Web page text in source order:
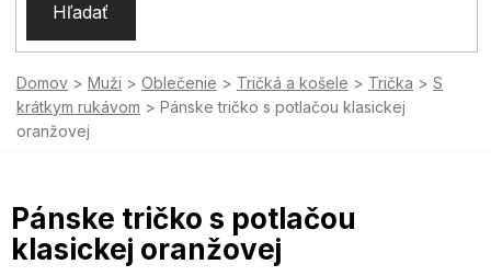
Hľadať
Domov Muži Oblečenie Tričká a košele Trička
S
krátkym rukávom
Pánske tričko s potlačou klasickej
oranžovej
Pánske tričko s potlačou
klasickej oranžovej